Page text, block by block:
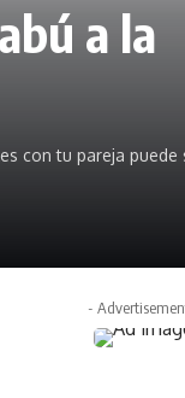
a la
con tu pareja
-